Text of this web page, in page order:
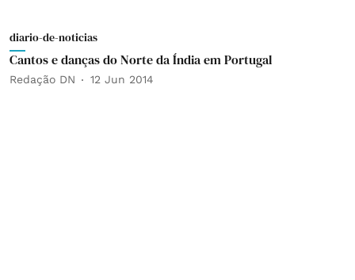
diario-de-noticias
Cantos e danças do Norte da Índia em Portugal
Redação DN 12 Jun 2014